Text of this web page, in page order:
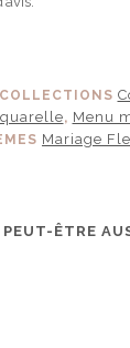
, Menu
Mariage
ÊTRE